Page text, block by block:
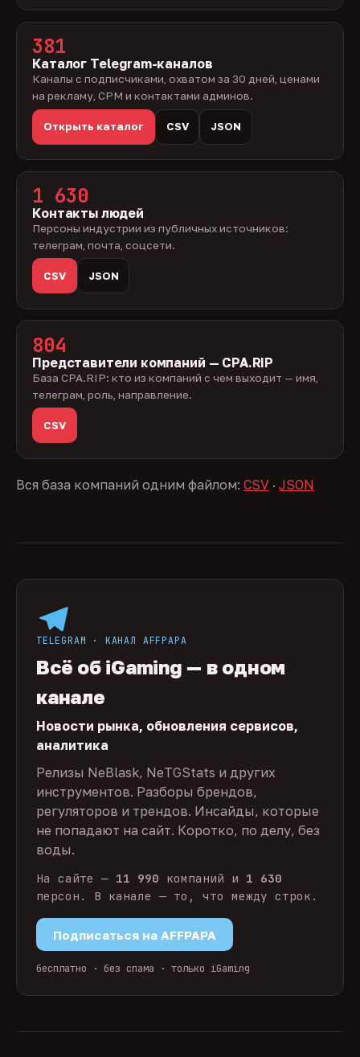
381
Каталог Telegram-каналов
Каналы с подписчиками, охватом за 30 дней, ценами
на рекламу, CPM и контактами админов.
Открыть каталог CSV JSON
1 630
Контакты людей
Персоны индустрии из публичных источников:
телеграм, почта, соцсети.
CSV JSON
804
Представители компаний — CPA.RIP
База CPA.RIP: кто из компаний с чем выходит — имя,
телеграм, роль, направление.
CSV
Вся база компаний одним файлом: CSV · JSON
TELEGRAM · КАНАЛ AFFPAPA
Всё об iGaming — в одном
канале
Новости рынка, обновления сервисов,
аналитика
Релизы NeBlask, NeTGStats и других
инструментов. Разборы брендов,
регуляторов и трендов. Инсайды, которые
не попадают на сайт. Коротко, по делу, без
воды.
На сайте — 11 990 компаний и 1 630
персон. В канале — то, что между строк.
Подписаться на AFFPAPA
бесплатно · без спама · только iGaming